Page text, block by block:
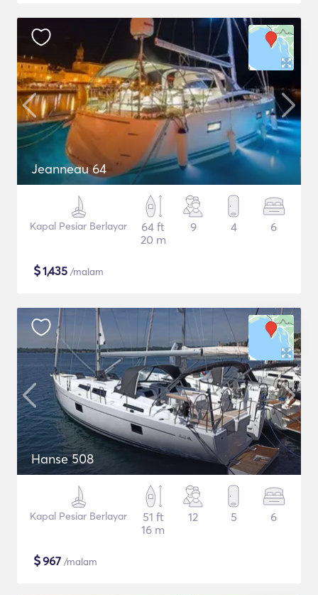
Jeanneau 64
Kapal Pesiar Berlayar
64 ft
20 m
9 4 6
$1,435 /malam
Hanse 508
Kapal Pesiar Berlayar
51 ft
16 m
12 5 6
$967 /malam